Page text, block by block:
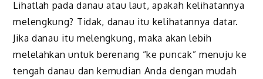
Lihatlah pada danau atau laut, apakah kelihatannya
melengkung? Tidak, danau itu kelihatannya datar.
Jika danau itu melengkung, maka akan lebih
melelahkan untuk berenang “ke puncak” menuju ke
tengah danau dan kemudian Anda dengan mudah